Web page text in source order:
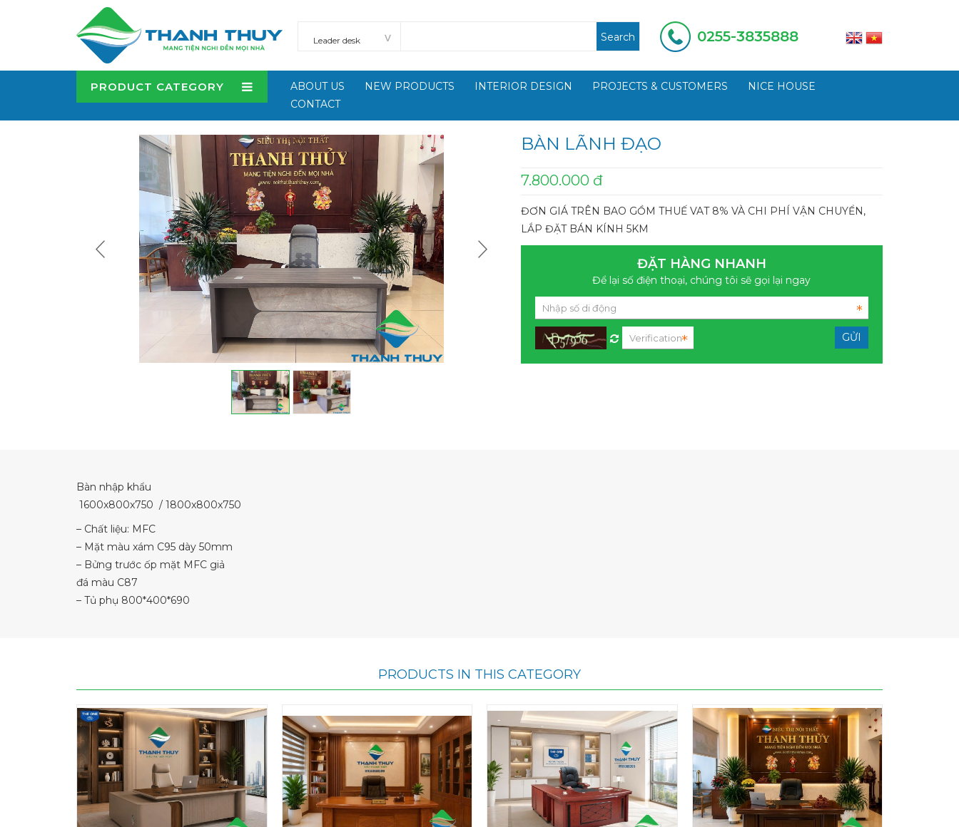
Search 0255-3835888
PRODUCT CATEGORY ABOUT US NEW PRODUCTS INTERIOR DESIGN PROJECTS & CUSTOMERS
NICE HOUSE
CONTACT
BÀN LÃNH ĐẠO
7.800.000 đ
ĐƠN GIÁ TRÊN BAO GỒM THUẾ VAT 8% VÀ CHI PHÍ VẬN CHUYỂN,
LẮP ĐẶT BÁN KÍNH 5KM
ĐẶT HÀNG NHANH
Để lại số điện thoại, chúng tôi sẽ gọi lại ngay
Bàn nhập khẩu
1600x800x750 / 1800x800x750
– Chất liệu: MFC
– Mặt màu xám C95 dày 50mm
– Bửng trước ốp mặt MFC giả
đá màu C87
– Tủ phụ 800*400*690
PRODUCTS IN THIS CATEGORY